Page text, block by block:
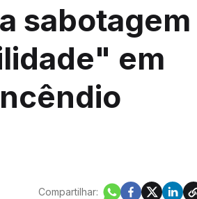
sabotagem
em
Compartilhar: